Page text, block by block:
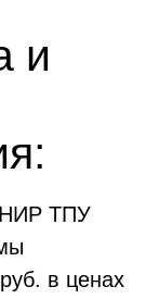
и
НИР ТПУ
в ценах